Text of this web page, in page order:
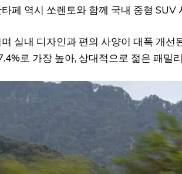
페 역시 쏘렌토와 함께 국내 중형 SUV
실내 디자인과 편의 사양이 대폭 개
로 가장 높아, 상대적으로 젊은 패밀